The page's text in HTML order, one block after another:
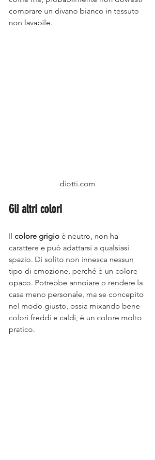
comprare un divano bianco in tessuto
non lavabile.
diotti.com
Gli altri colori
Il colore grigio è neutro, non ha
carattere e può adattarsi a qualsiasi
spazio. Di solito non innesca nessun
tipo di emozione, perché è un colore
opaco. Potrebbe annoiare o rendere la
casa meno personale, ma se concepito
nel modo giusto, ossia mixando bene
colori freddi e caldi, è un colore molto
pratico.